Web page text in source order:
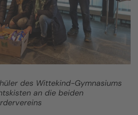
des Wittekind-Gymnasiums
an die beiden